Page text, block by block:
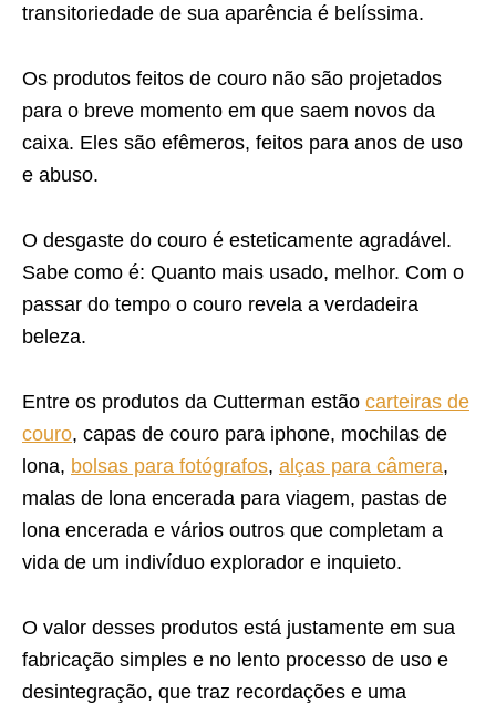
transitoriedade de sua aparência é belíssima.
Os produtos feitos de couro não são projetados
para o breve momento em que saem novos da
caixa. Eles são efêmeros, feitos para anos de uso
e abuso.
O desgaste do couro é esteticamente agradável.
Sabe como é: Quanto mais usado, melhor. Com o
passar do tempo o couro revela a verdadeira
beleza.
Entre os produtos da Cutterman estão carteiras de
couro, capas de couro para iphone, mochilas de
lona, bolsas para fotógrafos, alças para câmera,
malas de lona encerada para viagem, pastas de
lona encerada e vários outros que completam a
vida de um indivíduo explorador e inquieto.
O valor desses produtos está justamente em sua
fabricação simples e no lento processo de uso e
desintegração, que traz recordações e uma